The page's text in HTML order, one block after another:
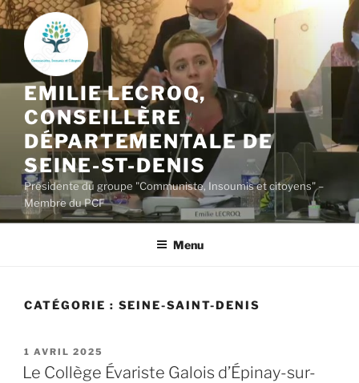
Aller
au
contenu
principal
EMILIE LECROQ,
CONSEILLÈRE
DÉPARTEMENTALE DE
SEINE-ST-DENIS
Présidente du groupe "Communiste, Insoumis et citoyens" –
Membre du PCF
Menu
CATÉGORIE : SEINE-SAINT-DENIS
PUBLIÉ
LE
1 AVRIL 2025
Le Collège Évariste Galois d’Épinay-sur-